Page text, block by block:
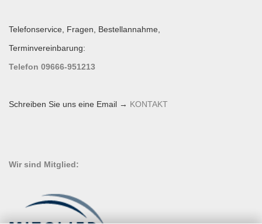
Telefonservice, Fragen, Bestellannahme,
Terminvereinbarung:
Telefon 09666-951213
Schreiben Sie uns eine Email → KONTAKT
Wir sind Mitglied: